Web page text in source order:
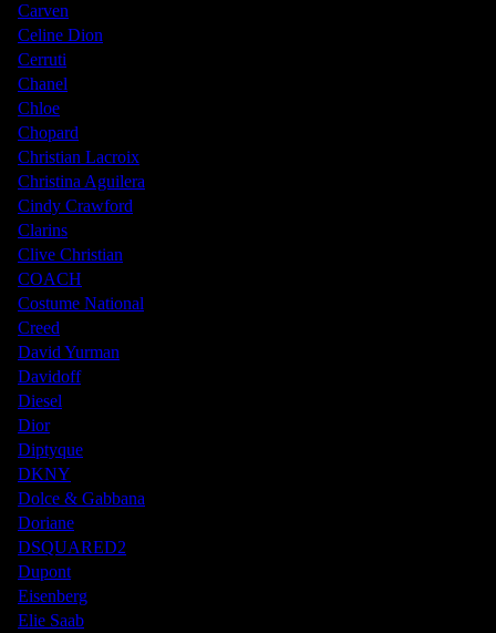
Carven
Celine Dion
Cerruti
Chanel
Chloe
Chopard
Christian Lacroix
Christina Aguilera
Cindy Crawford
Clarins
Clive Christian
COACH
Costume National
Creed
David Yurman
Davidoff
Diesel
Dior
Diptyque
DKNY
Dolce & Gabbana
Doriane
DSQUARED2
Dupont
Eisenberg
Elie Saab